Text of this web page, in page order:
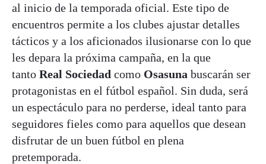
al inicio de la temporada oficial. Este tipo de
encuentros permite a los clubes ajustar detalles
tácticos y a los aficionados ilusionarse con lo que
les depara la próxima campaña, en la que
tanto Real Sociedad como Osasuna buscarán ser
protagonistas en el fútbol español. Sin duda, será
un espectáculo para no perderse, ideal tanto para
seguidores fieles como para aquellos que desean
disfrutar de un buen fútbol en plena
pretemporada.